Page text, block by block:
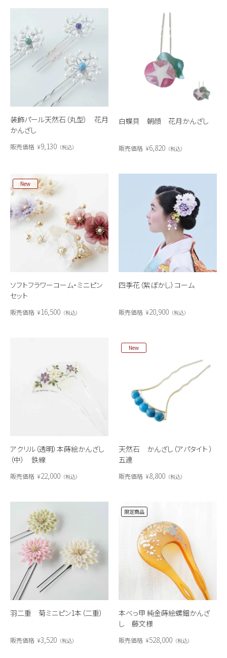
装飾パール天然石（丸型） 花月
かんざし
販売価格 ¥9,130 税込
白蝶貝 朝顔 花月かんざし
販売価格 ¥6,820 税込
ソフトフラワーコーム・ミニピン
セット
New
販売価格 ¥16,500 税込
四季花（紫ぼかし）コーム
販売価格 ¥20,900 税込
アクリル（透明）本蒔絵かんざし
（中） 鉄線
販売価格 ¥22,000 税込
天然石 かんざし（アパタイト ）
五連
New
販売価格 ¥8,800 税込
羽二重 菊ミニピン1本（二重）
販売価格 ¥3,520 税込
本べっ甲 純金蒔絵螺鈿かんざ
し 藤文様
限定商品
販売価格 ¥528,000 税込